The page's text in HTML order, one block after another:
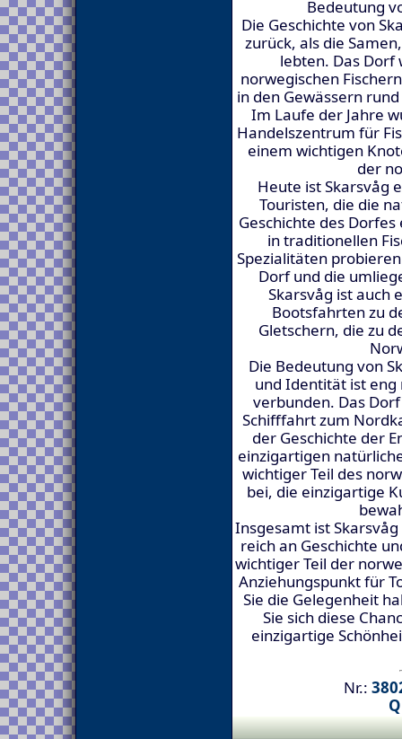
Bedeutung
Die Geschichte von
zurück, als die
lebten. Das Dorf
norwegischen
in den Gewässern
Im Laufe der Jahre
Handelszentrum für
einem wichtigen
der
Heute ist Skarsvåg
Touristen, die die
Geschichte des
in traditionellen
Spezialitäten
Dorf und die
Skarsvåg ist auch
Bootsfahrten zu
Gletschern, die zu
Die Bedeutung von
und Identität ist
verbunden. Das
Schifffahrt zum
der Geschichte der
einzigartigen
wichtiger Teil des
bei, die einzigartige
Insgesamt ist
reich an Geschichte
wichtiger Teil der
Anziehungspunkt für
Sie die Gelegenheit
Sie sich diese
einzigartige
Nr.: